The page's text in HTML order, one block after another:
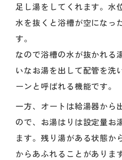
足し湯をしてくれます。水
水を抜くと浴槽が空になっ
す。
なので浴槽の水が抜かれる
いなお湯を出して配管を洗
ーンと呼ばれる機能です。
一方、オートは給湯器から
ので、お湯はりは設定量お
ます。残り湯がある状態か
からあふれることがありま